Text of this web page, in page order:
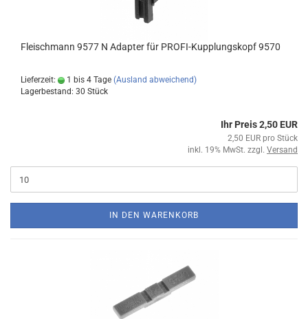
Fleischmann 9577 N Adapter für PROFI-Kupplungskopf 9570
Lieferzeit: 1 bis 4 Tage (Ausland abweichend)
Lagerbestand: 30 Stück
Ihr Preis 2,50 EUR
2,50 EUR pro Stück
inkl. 19% MwSt. zzgl. Versand
IN DEN WARENKORB